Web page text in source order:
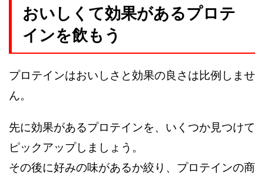
おいしくて効果があるプロテ
インを飲もう
プロテインはおいしさと効果の良さは比例しませ
ん。
先に効果があるプロテインを、いくつか見つけて
ピックアップしましょう。
その後に好みの味があるか絞り、プロテインの商